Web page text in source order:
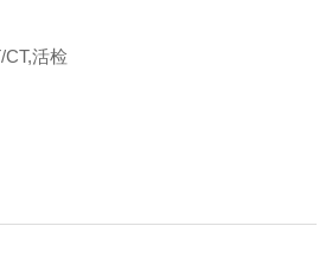
活检